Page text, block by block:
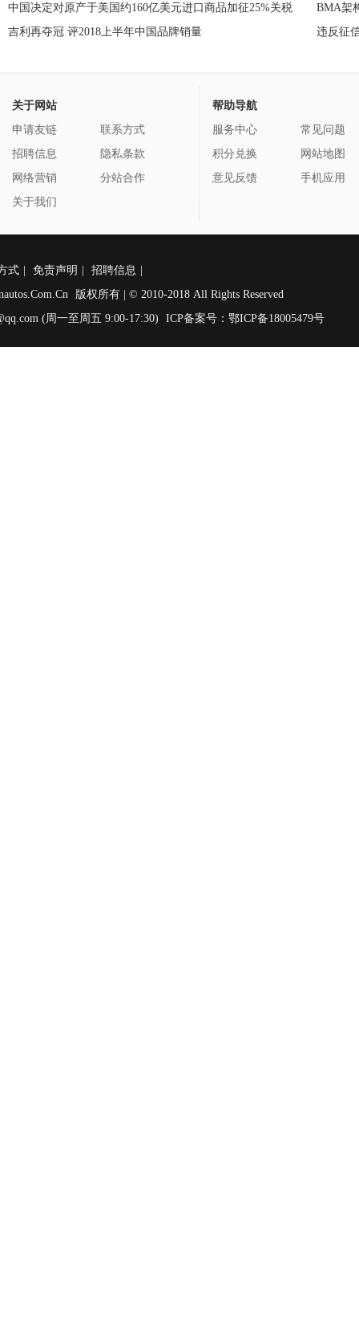
中国决定对原产于美国约160亿美元进口商品加征25%关税
BMA架
吉利再夺冠 评2018上半年中国品牌销量
违反征
关于网站
申请友链
联系方式
招聘信息
隐私条款
网络营销
分站合作
关于我们
帮助导航
服务中心
常见问题
积分兑换
网站地图
意见反馈
手机应用
式 免责声明 招聘信息
版权所有 | © 2010-2018 All Rights Reserved
(周一至周五 9:00-17:30)
ICP备案号：鄂ICP备18005479号